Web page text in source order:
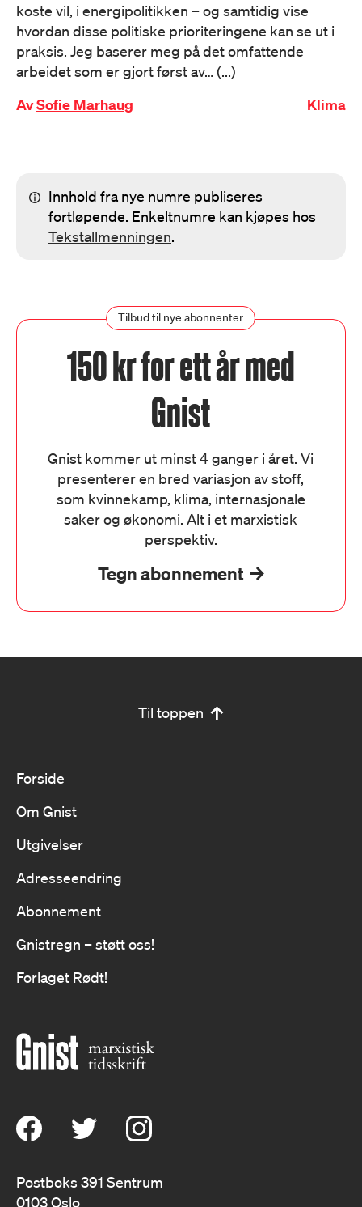
koste vil, i energipolitikken – og samtidig vise
hvordan disse politiske prioriteringene kan se ut i
praksis. Jeg baserer meg på det omfattende
arbeidet som er gjort først av… (...)
AvSofie Marhaug Klima
Innhold fra nye numre publiseres
fortløpende. Enkeltnumre kan kjøpes hos
Tekstallmenningen.
Tilbud til nye abonnenter
150 kr for ett år med
Gnist
Gnist kommer ut minst 4 ganger i året. Vi
presenterer en bred variasjon av stoff,
som kvinnekamp, klima, internasjonale
saker og økonomi. Alt i et marxistisk
perspektiv.
Tegn abonnement
Til toppen
Forside
Om Gnist
Utgivelser
Adresseendring
Abonnement
Gnistregn – støtt oss!
Forlaget Rødt!
Postboks 391 Sentrum
0103 Oslo